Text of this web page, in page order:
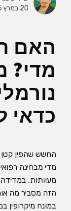
20 במרץ 2026
האם
מדי?
כדאי
החשש שהפין קטן
מדי מבחינה
מעוותות,
הזה מסביר מה
במונח מיקרופין